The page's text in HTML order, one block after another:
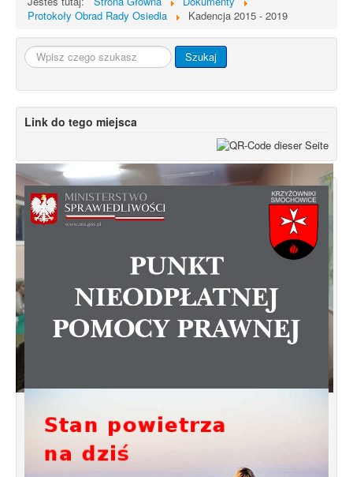
przy ulicy Przytocznej
Protokoły Obrad Rady Osiedla
Kadencja 2015 - 2019
Szukaj... Szukaj
Link do tego miejsca